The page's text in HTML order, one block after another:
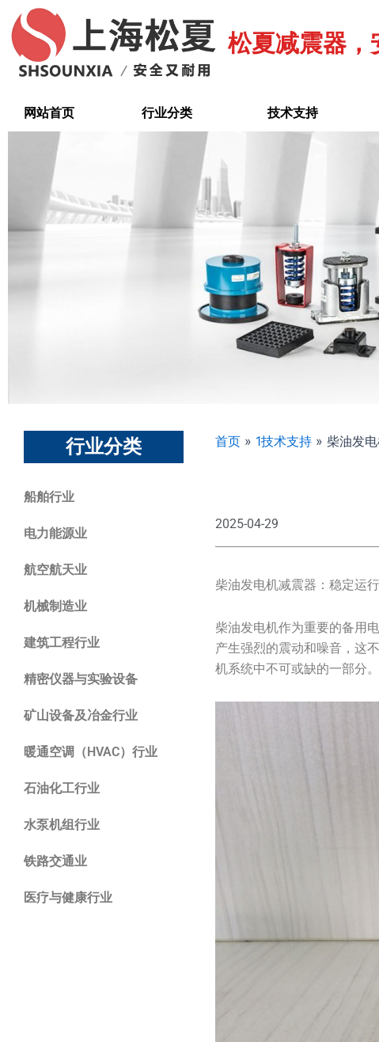
至
松夏减震器，
网站首页 行业分类 技术支持
行业分类
船舶行业
电力能源业
航空航天业
机械制造业
建筑工程行业
精密仪器与实验设备
矿山设备及冶金行业
暖通空调（HVAC）行业
石油化工行业
水泵机组行业
铁路交通业
医疗与健康行业
首页 » 1技术支持 » 柴油发
2025-04-29
柴油发电机减震器：稳定运
柴油发电机作为重要的备用
产生强烈的震动和噪音，这
机系统中不可或缺的一部分。